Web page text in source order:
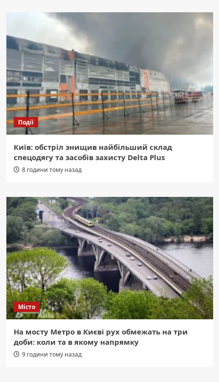
Події
Київ: обстріл знищив найбільший склад
спецодягу та засобів захисту Delta Plus
8 години тому назад
Місто
На мосту Метро в Києві рух обмежать на три
доби: коли та в якому напрямку
9 години тому назад